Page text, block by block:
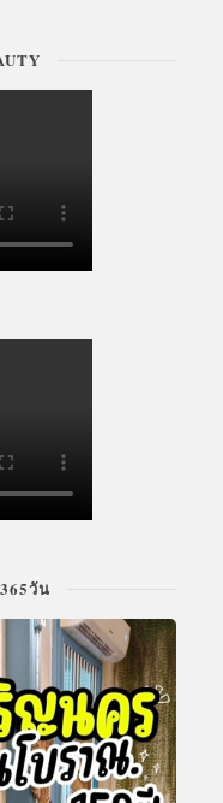
วัน